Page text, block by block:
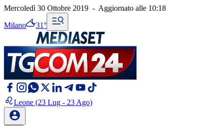
Mercoledì 30 Ottobre 2019 - Aggiornato alle 10:18
Milano 31°
Leone (23 Lug - 23 Ago)